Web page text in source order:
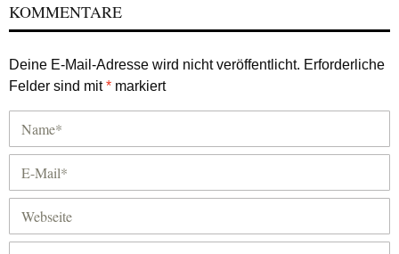
KOMMENTARE
Deine E-Mail-Adresse wird nicht veröffentlicht. Erforderliche
Felder sind mit* markiert